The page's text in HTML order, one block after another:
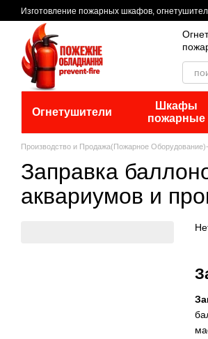
Перейти к основному контенту
Изготовление пожарных шкафов,
Огнетушители
Шкафы
пожарные
Производство и Продажа(Пожарное
Заправка
аквариумов и